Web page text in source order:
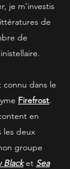
je m’investis
de
de
connu dans le
Firefrost.
en
les deux
groupe
Blacket Sea